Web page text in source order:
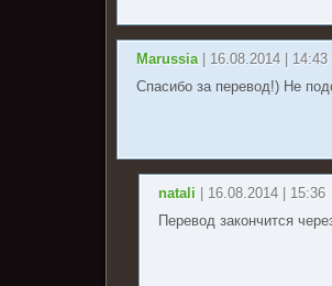
Marussia | 16.08.2014 | 14:43
Спасибо за перевод!) Не
natali | 16.08.2014 | 15:36
Перевод закончится